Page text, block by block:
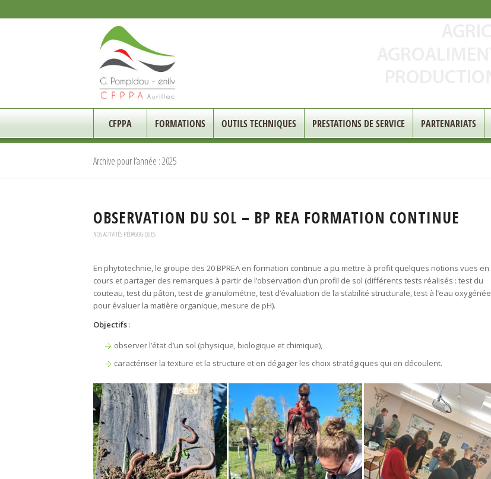
CFPPA FORMATIONS OUTILS TECHNIQUES PRESTATIONS DE SERVICE PARTENARIATS
Archive pour l’année : 2025
OBSERVATION DU SOL – BP REA FORMATION CONTINUE
NOS ACTIVITÉS PÉDAGOGIQUES
En phytotechnie, le groupe des 20 BPREA en formation continue a pu mettre à profit quelques notions vues en
cours et partager des remarques à partir de l’observation d’un profil de sol (différents tests réalisés : test du
couteau, test du pâton, test de granulométrie, test d’évaluation de la stabilité structurale, test à l’eau oxygénée
pour évaluer la matière organique, mesure de pH).
Objectifs :
observer l’état d’un sol (physique, biologique et chimique),
caractériser la texture et la structure et en dégager les choix stratégiques qui en découlent.